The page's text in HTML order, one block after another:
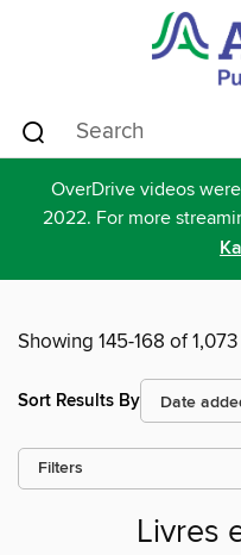
OverDrive videos
2022. For more
Showing 145-168 of
Sort Results By
Filters
Livres